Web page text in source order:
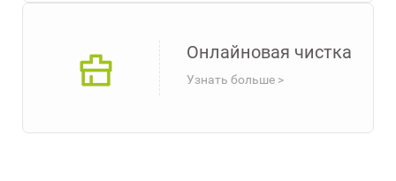
Онлайновая чистка
Узнать больше >